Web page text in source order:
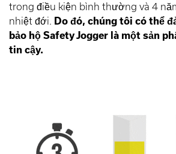
trong điều kiện bình thường và 4
nhiệt đới. Do đó, chúng tôi có thể
bảo hộ Safety Jogger là một sản
tin cậy.